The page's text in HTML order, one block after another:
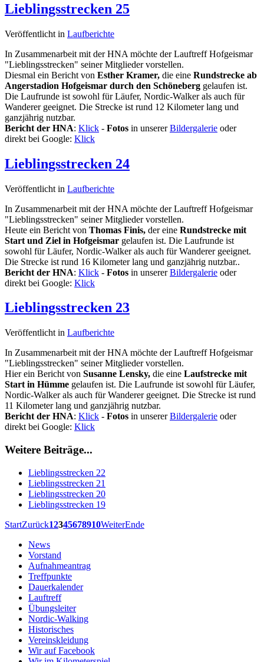
Lieblingsstrecken 25
Veröffentlicht in Laufberichte
In Zusammenarbeit mit der HNA möchte der Lauftreff Hofgeismar
"Lieblingsstrecken" seiner Mitglieder vorstellen.
Diesmal ein Bericht von Esther Kramer, die eine Rundstrecke ab
Angerstadion Hofgeismar durch den Schöneberg gelaufen ist.
Die Laufrunde ist sowohl für Läufer, Nordic-Walker als auch für
Wanderer geeignet. Die Strecke ist rund 12 Kilometer lang und
ganzjährig nutzbar.
Bericht der HNA: Klick - Fotos in unsererBildergalerie oder
direkt bei Google: Klick
Lieblingsstrecken 24
Veröffentlicht in Laufberichte
In Zusammenarbeit mit der HNA möchte der Lauftreff Hofgeismar
"Lieblingsstrecken" seiner Mitglieder vorstellen.
Heute ein Bericht von Thomas Finis, der eine Rundstrecke mit
Start und Ziel in Hofgeismar gelaufen ist. Die Laufrunde ist
sowohl für Läufer, Nordic-Walker als auch für Wanderer geeignet.
Die Strecke ist rund 16 Kilometer lang und ganzjährig nutzbar..
Bericht der HNA: Klick - Fotos in unsererBildergalerie oder
direkt bei Google: Klick
Lieblingsstrecken 23
Veröffentlicht in Laufberichte
In Zusammenarbeit mit der HNA möchte der Lauftreff Hofgeismar
"Lieblingsstrecken" seiner Mitglieder vorstellen.
Hier ein Bericht von Susanne Lensky, die eine Laufstrecke mit
Start in Hümme gelaufen ist. Die Laufrunde ist sowohl für Läufer,
Nordic-Walker als auch für Wanderer geeignet. Die Strecke ist rund
11 Kilometer lang und ganzjährig nutzbar.
Bericht der HNA: Klick - Fotos in unsererBildergalerie oder
direkt bei Google: Klick
Weitere Beiträge...
Lieblingsstrecken 22
Lieblingsstrecken 21
Lieblingsstrecken 20
Lieblingsstrecken 19
StartZurück12345678910WeiterEnde
News
Vorstand
Aufnahmeantrag
Treffpunkte
Dauerkalender
Lauftreff
Übungsleiter
Nordic-Walking
Historisches
Vereinskleidung
Wir auf Facebook